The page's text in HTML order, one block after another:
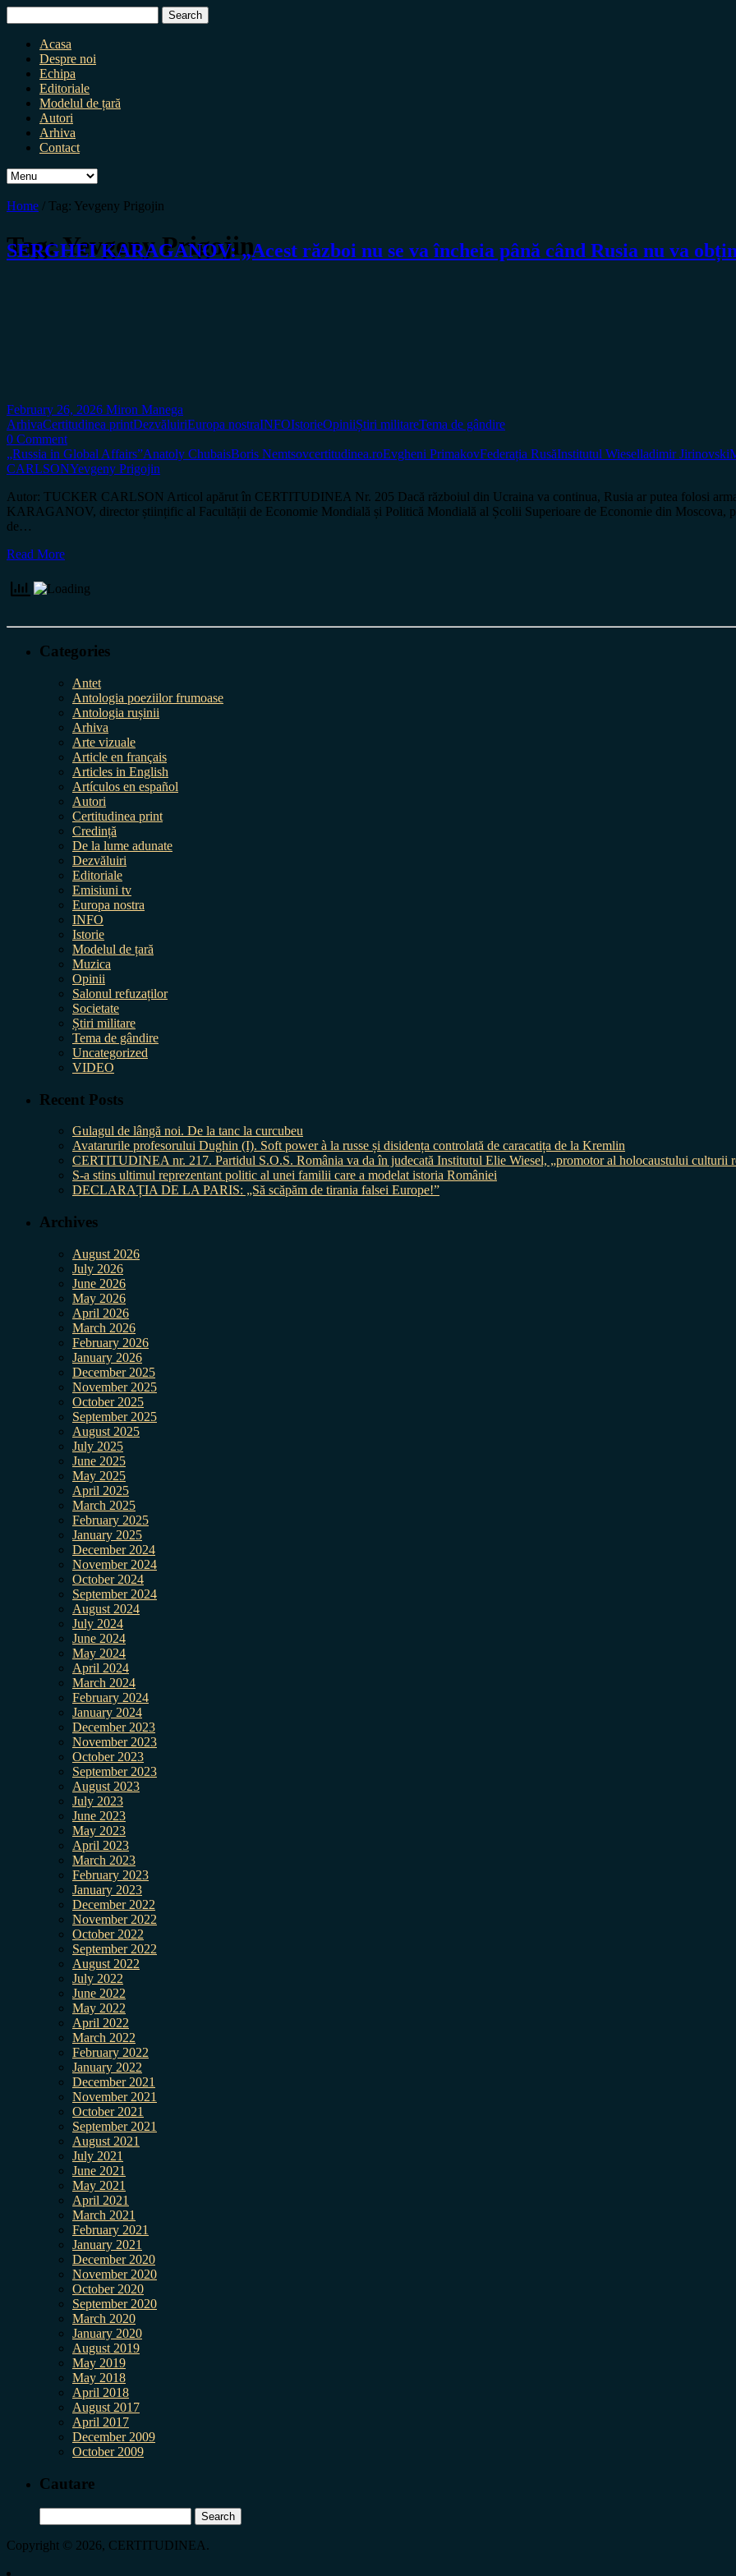
for:
Acasa
Despre noi
Echipa
Editoriale
Modelul de țară
Autori
Arhiva
Contact
Home / Tag: Yevgeny Prigojin
Tag:Yevgeny Prigojin
SERGHEI KARAGANOV: „Acest război nu se va încheia până când Rusia nu va
February 26, 2026 Miron Manega
ArhivaCertitudinea printDezvăluiriEuropa nostraINFOIstorieOpiniiȘtiri militareTema de gândire
0 Comment
„Russia in Global Affairs”Anatoly ChubaisBoris Nemtsovcertitudinea.roEvgheni PrimakovFederația RusăInstitutul Wieselladimir Jirinovski
CARLSONYevgeny Prigojin
Autor: TUCKER CARLSON Articol apărut în CERTITUDINEA Nr. 205 Dacă războiul din Ucraina va continua, Rusia ar putea folosi
KARAGANOV, director științific al Facultății de Economie Mondială și Politică Mondială al Școlii Superioare de Economie din Moscova,
de…
Read More
Categories
Antet
Antologia poeziilor frumoase
Antologia rușinii
Arhiva
Arte vizuale
Article en français
Articles in English
Artículos en español
Autori
Certitudinea print
Credință
De la lume adunate
Dezvăluiri
Editoriale
Emisiuni tv
Europa nostra
INFO
Istorie
Modelul de țară
Muzica
Opinii
Salonul refuzaților
Societate
Știri militare
Tema de gândire
Uncategorized
VIDEO
Recent Posts
Gulagul de lângă noi. De la tanc la curcubeu
Avatarurile profesorului Dughin (I). Soft power à la russe și disidența controlată de caracatița de la Kremlin
CERTITUDINEA nr. 217. Partidul S.O.S. România va da în judecată Institutul Elie Wiesel, „promotor al holocaustului culturii
S-a stins ultimul reprezentant politic al unei familii care a modelat istoria României
DECLARAȚIA DE LA PARIS: „Să scăpăm de tirania falsei Europe!”
Archives
August 2026
July 2026
June 2026
May 2026
April 2026
March 2026
February 2026
January 2026
December 2025
November 2025
October 2025
September 2025
August 2025
July 2025
June 2025
May 2025
April 2025
March 2025
February 2025
January 2025
December 2024
November 2024
October 2024
September 2024
August 2024
July 2024
June 2024
May 2024
April 2024
March 2024
February 2024
January 2024
December 2023
November 2023
October 2023
September 2023
August 2023
July 2023
June 2023
May 2023
April 2023
March 2023
February 2023
January 2023
December 2022
November 2022
October 2022
September 2022
August 2022
July 2022
June 2022
May 2022
April 2022
March 2022
February 2022
January 2022
December 2021
November 2021
October 2021
September 2021
August 2021
July 2021
June 2021
May 2021
April 2021
March 2021
February 2021
January 2021
December 2020
November 2020
October 2020
September 2020
March 2020
January 2020
August 2019
May 2019
May 2018
April 2018
August 2017
April 2017
December 2009
October 2009
Cautare
for:
Copyright © 2026, CERTITUDINEA.